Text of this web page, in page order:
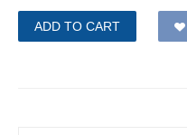
ADD TO CART